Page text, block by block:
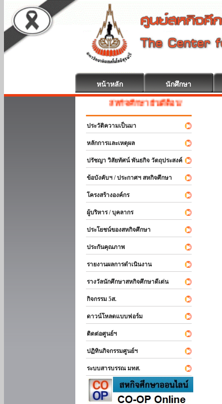
หน้าหลัก นักศึกษา
สหกิจศึกษา ยินดีต้อนรับ
ประวัติความเป็นมา
หลักการและเหตุผล
ปรัชญา วิสัยทัศน์ พันธกิจ วัตถุประสงค์
ข้อบังคับฯ / ประกาศฯ สหกิจศึกษา
โครงสร้างองค์กร
ผู้บริหาร / บุคลากร
ประโยชน์ของสหกิจศึกษา
ประกันคุณภาพ
รายงานผลการดำเนินงาน
รางวัลนักศึกษาสหกิจศึกษาดีเด่น
กิจกรรม 5ส.
ดาวน์โหลดแบบฟอร์ม
ติดต่อศูนย์ฯ
ปฏิทินกิจกรรมศูนย์ฯ
ระบบสารบรรณ มทส.